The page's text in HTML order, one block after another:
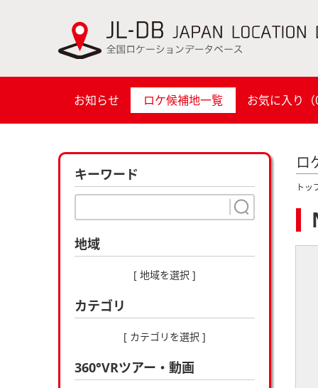
お知らせ ロケ候補地一覧 お気に入り（
キーワード
地域
[ 地域を選択 ]
カテゴリ
[ カテゴリを選択 ]
360°VRツアー・動画
ロ
トッ